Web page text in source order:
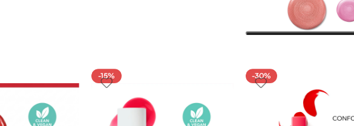
-15% -30%